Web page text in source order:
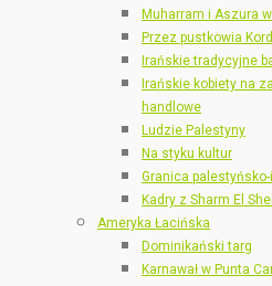
Muharram i Aszura
Przez pustkowia
Irańskie tradycyjne
Irańskie kobiety na
handlowe
Ludzie Palestyny
Na styku kultur
Granica
Kadry z Sharm El
Ameryka Łacińska
Dominikański targ
Karnawał w Punta